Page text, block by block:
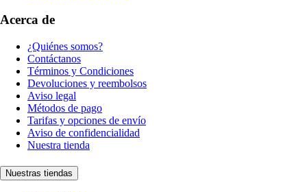
Acerca de
¿Quiénes somos?
Contáctanos
Términos y Condiciones
Devoluciones y reembolsos
Aviso legal
Métodos de pago
Tarifas y opciones de envío
Aviso de confidencialidad
Nuestra tienda
Nuestras tiendas